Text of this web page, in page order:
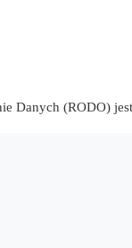
Danych (RODO)